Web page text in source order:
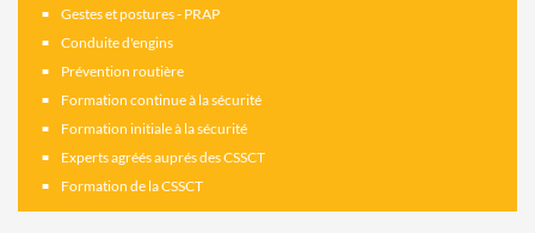
Gestes et postures - PRAP
Conduite d'engins
Prévention routière
Formation continue à la sécurité
Formation initiale à la sécurité
Experts agréés auprés des CSSCT
Formation de la CSSCT